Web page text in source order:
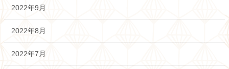
2022年9月
2022年8月
2022年7月